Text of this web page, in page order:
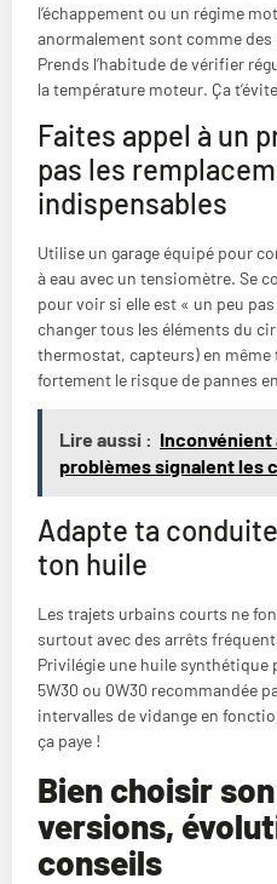
l’échappement ou un régime
anormalement sont comme
Prends l’habitude de vérifier
la température moteur. Ça
Faites appel à un
pas les
indispensables
Utilise un garage équipé pour
à eau avec un tensiomètre. Se
pour voir si elle est « un peu
changer tous les éléments du
thermostat, capteurs) en
fortement le risque de pannes
Lire aussi : Inconvénient
problèmes signalent les
Adapte ta
ton huile
Les trajets urbains courts ne
surtout avec des arrêts
Privilégie une huile synthétique
5W30 ou 0W30 recommandée
intervalles de vidange en
ça paye !
Bien choisir
versions,
conseils